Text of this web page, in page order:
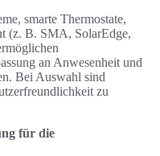
smarte Thermostate,
(z. B. SMA, SolarEdge,
an Anwesenheit und
Bei Auswahl sind
zu
für die